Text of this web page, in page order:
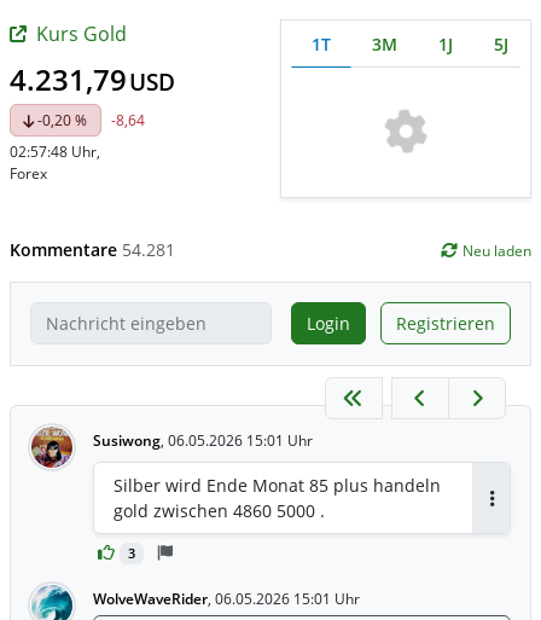
Kurs Gold
4.231,79USD
-0,20 %
-8,64
02:57:48 Uhr,
Forex
1T 3M 1J 5J
Kommentare 54.281 Neu laden
Login Registrieren
Susiwong, 06.05.2026 15:01 Uhr
3
Silber wird Ende Monat 85 plus handeln
gold zwischen 4860 5000 .
WolveWaveRider, 06.05.2026 15:01 Uhr